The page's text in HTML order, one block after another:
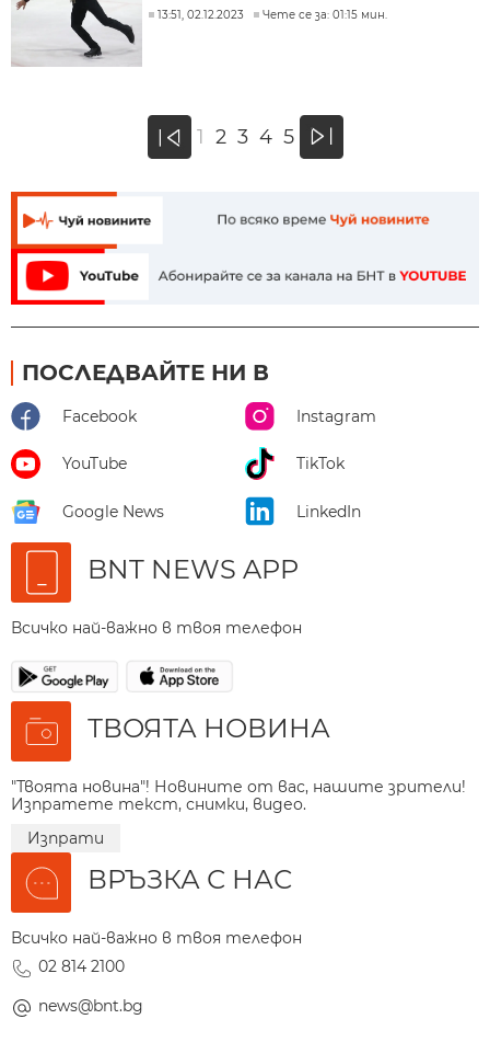
13:51, 02.12.2023 Чете се за: 01:15 мин.
« 1 2 3 4 5 »
ПОСЛЕДВАЙТЕ НИ В
Facebook Instagram
YouTube TikTok
Google News LinkedIn
BNT NEWS APP
Всичко най-важно в твоя телефон
ТВОЯТА НОВИНА
"Твоята новина"! Новините от вас, нашите зрители!
Изпратете текст, снимки, видео.
Изпрати
ВРЪЗКА С НАС
Всичко най-важно в твоя телефон
02 814 2100
news@bnt.bg